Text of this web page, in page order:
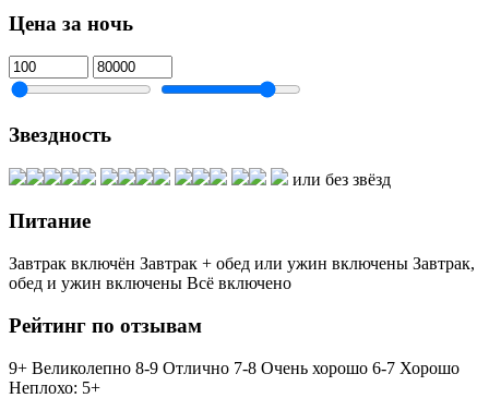
Цена за ночь
Звездность
или без звёзд
Питание
Завтрак включён Завтрак + обед или ужин включены Завтрак,
обед и ужин включены Всё включено
Рейтинг по отзывам
9+ Великолепно 8-9 Отлично 7-8 Очень хорошо 6-7 Хорошо
Неплохо: 5+